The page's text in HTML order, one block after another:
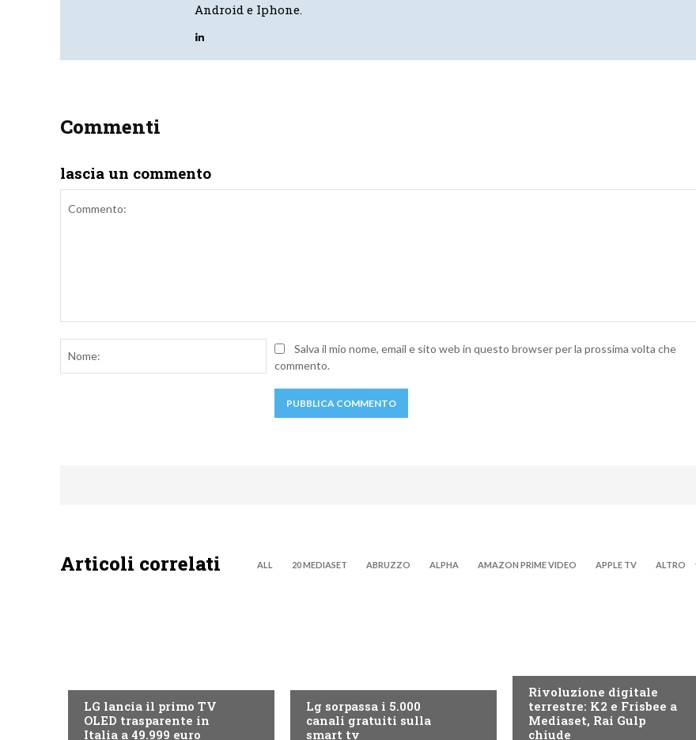
Android e Iphone.
Commenti
lascia un commento
Nome:Salva il mio nome, email e sito web in questo browser per la prossima volta che
commento.
Articoli correlati ALL 20 MEDIASET ABRUZZO ALPHA AMAZON PRIME VIDEO APPLE TV ALTRO
LG lancia il primo TV
OLED trasparente in
Italia a 49.999 euro
Lg sorpassa i 5.000
canali gratuiti sulla
smart tv
Rivoluzione digitale
terrestre: K2 e Frisbee a
Mediaset, Rai Gulp
chiude